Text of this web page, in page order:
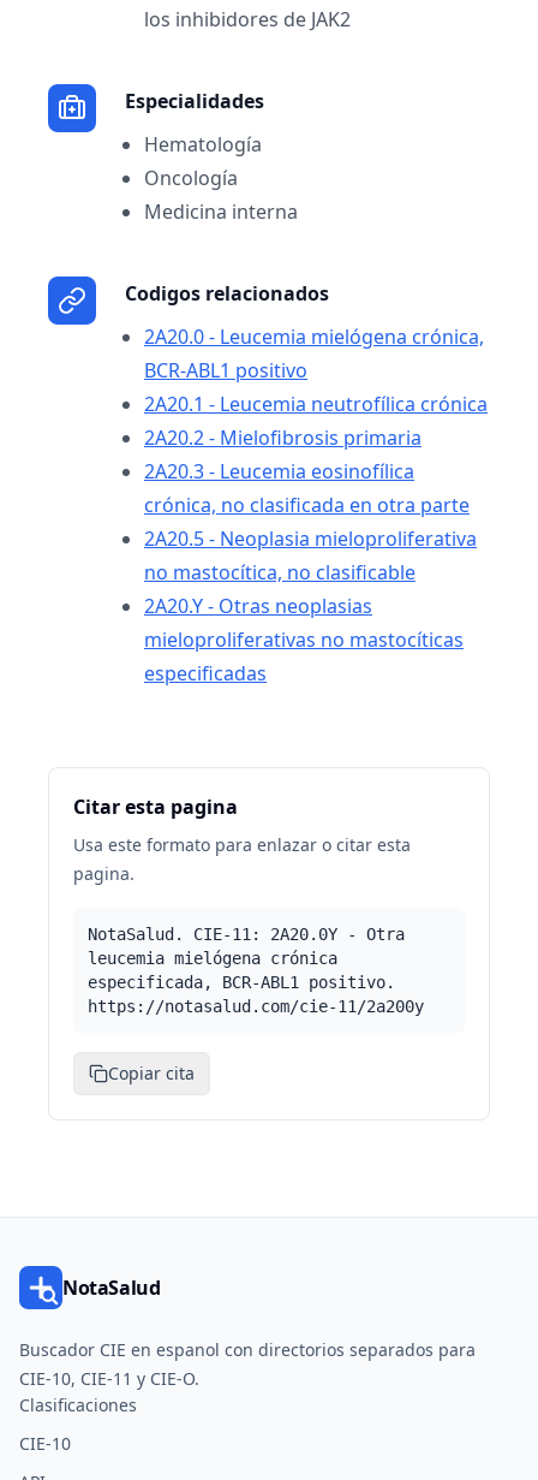
los inhibidores de JAK2
Especialidades
Hematología
Oncología
Medicina interna
Codigos relacionados
2A20.0 - Leucemia mielógena crónica,
BCR-ABL1 positivo
2A20.1 - Leucemia neutrofílica crónica
2A20.2 - Mielofibrosis primaria
2A20.3 - Leucemia eosinofílica
crónica, no clasificada en otra parte
2A20.5 - Neoplasia mieloproliferativa
no mastocítica, no clasificable
2A20.Y - Otras neoplasias
mieloproliferativas no mastocíticas
especificadas
Citar esta pagina
Usa este formato para enlazar o citar esta
pagina.
NotaSalud. CIE-11: 2A20.0Y - Otra
leucemia mielógena crónica
especificada, BCR-ABL1 positivo.
https://notasalud.com/cie-11/2a200y
Copiar cita
NotaSalud
Buscador CIE en espanol con directorios separados para
CIE-10, CIE-11 y CIE-O.
Clasificaciones
CIE-10